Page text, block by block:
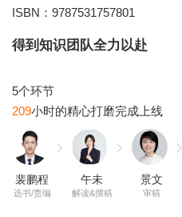
ISBN：9787531757801
得到知识团队全力以赴
209
裴鹏程
选书/责编
午未
解读&撰稿
景文
审稿